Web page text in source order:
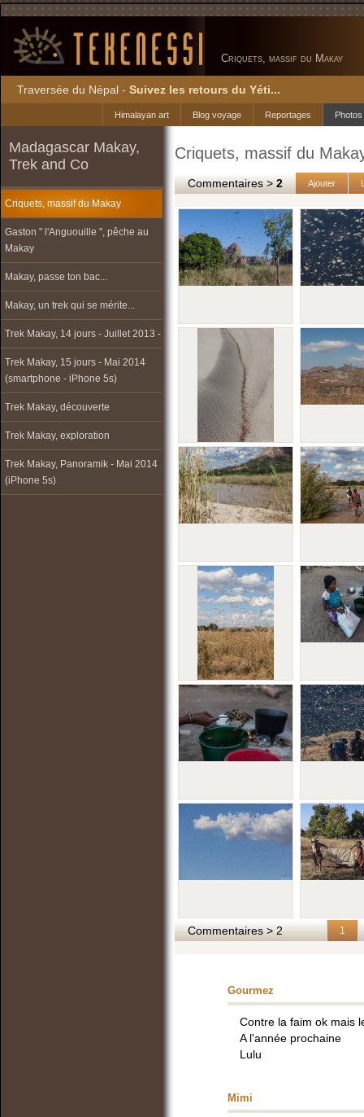
Criquets, massif du Makay
Traversée du Népal - Suivez les retours du Yéti...
Photos
Reportages
Blog voyage
Himalayan art
Madagascar Makay,
Trek and Co
Criquets, massif du Makay
Gaston " l'Anguouille ", pêche au
Makay
Makay, passe ton bac...
Makay, un trek qui se mérite...
Trek Makay, 14 jours - Juillet 2013 -
Trek Makay, 15 jours - Mai 2014
(smartphone - iPhone 5s)
Trek Makay, découverte
Trek Makay, exploration
Trek Makay, Panoramik - Mai 2014
(iPhone 5s)
Criquets, massif du
Commentaires >2 Ajouter
Commentaires > 2 1
Gourmez
Contre la faim ok mais
A l'année prochaine
Lulu
Mimi